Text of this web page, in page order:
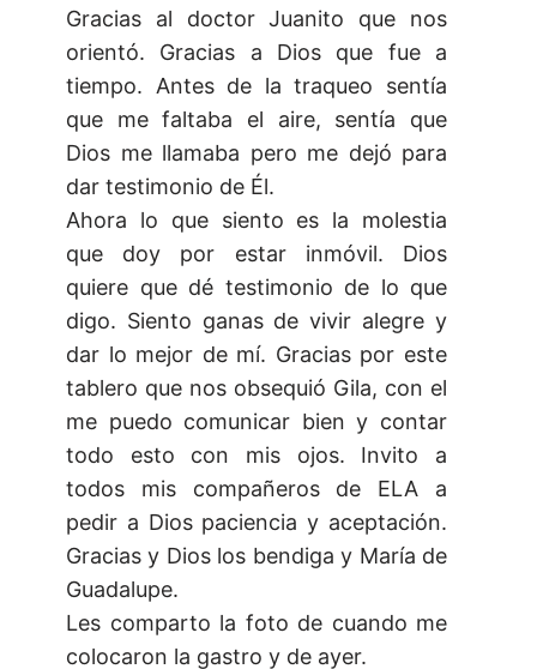
Gracias al doctor Juanito que nos
orientó. Gracias a Dios que fue a
tiempo. Antes de la traqueo sentía
que me faltaba el aire, sentía que
Dios me llamaba pero me dejó para
dar testimonio de Él.
Ahora lo que siento es la molestia
que doy por estar inmóvil. Dios
quiere que dé testimonio de lo que
digo. Siento ganas de vivir alegre y
dar lo mejor de mí. Gracias por este
tablero que nos obsequió Gila, con el
me puedo comunicar bien y contar
todo esto con mis ojos. Invito a
todos mis compañeros de ELA a
pedir a Dios paciencia y aceptación.
Gracias y Dios los bendiga y María de
Guadalupe.
Les comparto la foto de cuando me
colocaron la gastro y de ayer.